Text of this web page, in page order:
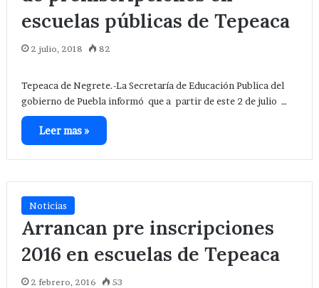
escuelas públicas de Tepeaca
2 julio, 2018 82
Tepeaca de Negrete.-La Secretaría de Educación Publica del
gobierno de Puebla informó que a partir de este 2 de julio …
Leer mas »
Noticias
Arrancan pre inscripciones
2016 en escuelas de Tepeaca
2 febrero, 2016 53